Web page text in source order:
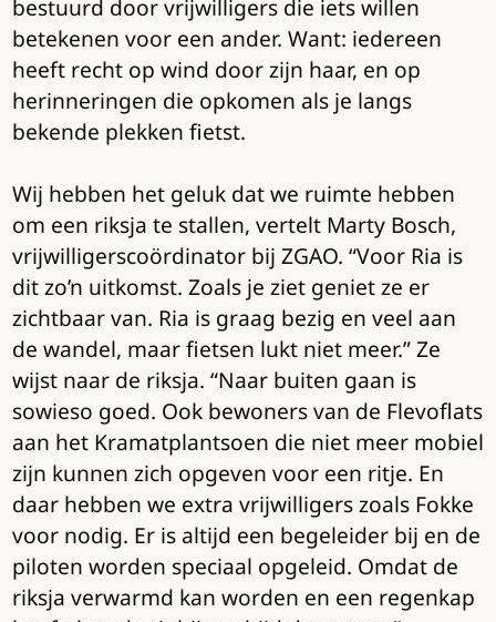
bestuurd door vrijwilligers die iets willen
betekenen voor een ander. Want: iedereen
heeft recht op wind door zijn haar, en op
herinneringen die opkomen als je langs
bekende plekken fietst.
Wij hebben het geluk dat we ruimte hebben
om een riksja te stallen, vertelt Marty Bosch,
vrijwilligerscoördinator bij ZGAO. “Voor Ria is
dit zo’n uitkomst. Zoals je ziet geniet ze er
zichtbaar van. Ria is graag bezig en veel aan
de wandel, maar fietsen lukt niet meer.” Ze
wijst naar de riksja. “Naar buiten gaan is
sowieso goed. Ook bewoners van de Flevoflats
aan het Kramatplantsoen die niet meer mobiel
zijn kunnen zich opgeven voor een ritje. En
daar hebben we extra vrijwilligers zoals Fokke
voor nodig. Er is altijd een begeleider bij en de
piloten worden speciaal opgeleid. Omdat de
riksja verwarmd kan worden en een regenkap